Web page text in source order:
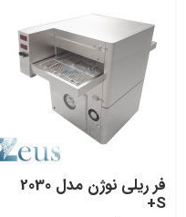
فر ریلی نوژن مدل 2030
S+